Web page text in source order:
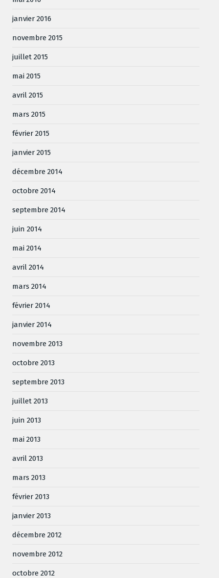
janvier 2016
novembre 2015
juillet 2015
mai 2015
avril 2015
mars 2015
février 2015
janvier 2015
décembre 2014
octobre 2014
septembre 2014
juin 2014
mai 2014
avril 2014
mars 2014
février 2014
janvier 2014
novembre 2013
octobre 2013
septembre 2013
juillet 2013
juin 2013
mai 2013
avril 2013
mars 2013
février 2013
janvier 2013
décembre 2012
novembre 2012
octobre 2012